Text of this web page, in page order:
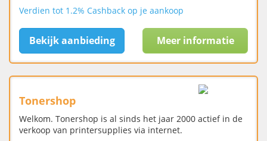
Verdien tot 1.2% Cashback op je aankoop
Bekijk aanbieding Meer informatie
Tonershop
Welkom. Tonershop is al sinds het jaar 2000 actief in de
verkoop van printersupplies via internet.